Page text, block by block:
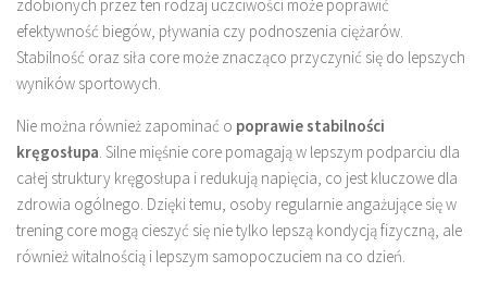
zdobionych przez ten rodzaj uczciwości może poprawić
efektywność biegów, pływania czy podnoszenia ciężarów.
Stabilność oraz siła core może znacząco przyczynić się do lepszych
wyników sportowych.
Nie można również zapominać o poprawie stabilności
kręgosłupa . Silne mięśnie core pomagają w lepszym podparciu dla
całej struktury kręgosłupa i redukują napięcia, co jest kluczowe dla
zdrowia ogólnego. Dzięki temu, osoby regularnie angażujące się w
trening core mogą cieszyć się nie tylko lepszą kondycją fizyczną, ale
również witalnością i lepszym samopoczuciem na co dzień.